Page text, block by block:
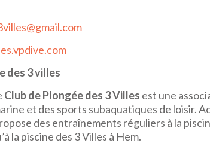
des 3 villes
Club de Plongée des 3 Villes est une
et des sports subaquatiques de loisir.
des entraînements réguliers à la
la piscine des 3 Villes à Hem.